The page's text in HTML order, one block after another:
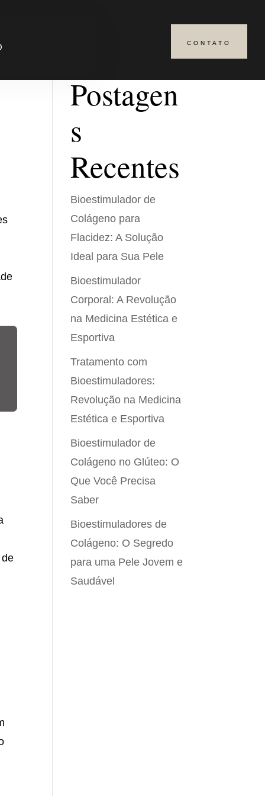
CONTATO
Postagen
s
Recentes
Bioestimulador de
Colágeno para
Flacidez: A Solução
Ideal para Sua Pele
Bioestimulador
Corporal: A Revolução
na Medicina Estética e
Esportiva
Tratamento com
Bioestimuladores:
Revolução na Medicina
Estética e Esportiva
Bioestimulador de
Colágeno no Glúteo: O
Que Você Precisa
Saber
Bioestimuladores de
Colágeno: O Segredo
para uma Pele Jovem e
Saudável